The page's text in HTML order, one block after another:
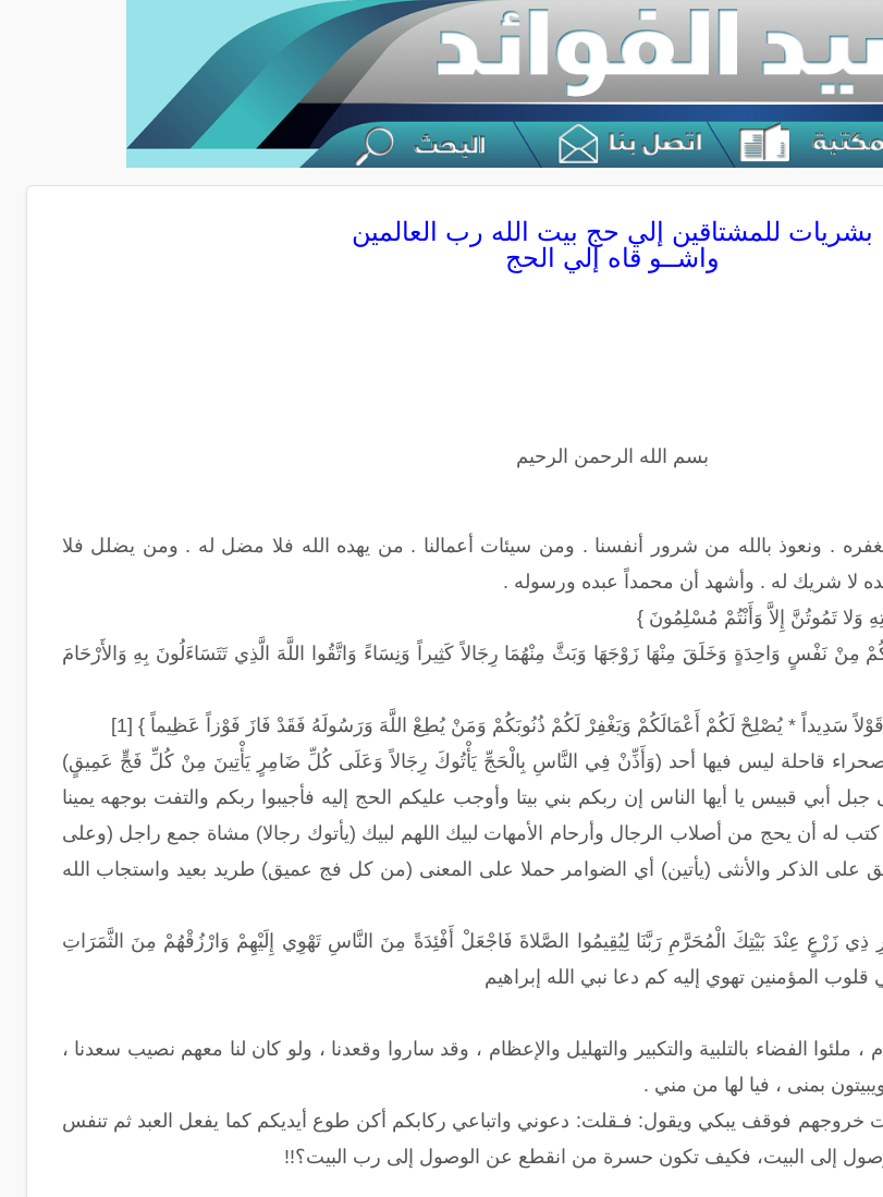
بشريات للمشتاقين إلي حج بيت الله رب العالمين
واشــو قاه إلي الحج
بسم الله الرحمن الرحيم
. ونعوذ بالله من شرور أنفسنا . ومن سيئات أعمالنا . من يهده الله فلا مضل له . ومن يضلل فلا
لا شريك له . وأشهد أن محمداً عبده ورسوله .
وَلا تَمُوتُنَّ إِلاَّ وَأَنْتُمْ مُسْلِمُونَ }
مِنْ نَفْسٍ وَاحِدَةٍ وَخَلَقَ مِنْهَا زَوْجَهَا وَبَثَّ مِنْهُمَا رِجَالاً كَثِيراً وَنِسَاءً وَاتَّقُوا اللَّهَ الَّذِي تَتَسَاءَلُونَ بِهِ وَالأَرْحَامَ
قَوْلاً سَدِيداً * يُصْلِحْ لَكُمْ أَعْمَالَكُمْ وَيَغْفِرْ لَكُمْ ذُنُوبَكُمْ وَمَنْ يُطِعْ اللَّهَ وَرَسُولَهُ فَقَدْ فَازَ فَوْزاً عَظِيماً } [1]
قاحلة ليس فيها أحد (وَأَذِّنْ فِي النَّاسِ بِالْحَجِّ يَأْتُوكَ رِجَالاً وَعَلَى كُلِّ ضَامِرٍ يَأْتِينَ مِنْ كُلِّ فَجٍّ عَمِيقٍ)
على جبل أبي قبيس يا أيها الناس إن ربكم بني بيتا وأوجب عليكم الحج إليه فأجيبوا ربكم والتفت بوجهه يمينا
له أن يحج من أصلاب الرجال وأرحام الأمهات لبيك اللهم لبيك (يأتوك رجالا) مشاة جمع راجل (وعلى
الذكر والأنثى (يأتين) أي الضوامر حملا على المعنى (من كل فج عميق) طريد بعيد واستجاب الله
زَرْعٍ عِنْدَ بَيْتِكَ الْمُحَرَّمِ رَبَّنَا لِيُقِيمُوا الصَّلاةَ فَاجْعَلْ أَفْئِدَةً مِنَ النَّاسِ تَهْوِي إِلَيْهِمْ وَارْزُقْهُمْ مِنَ الثَّمَرَاتِ
، ملئوا الفضاء بالتلبية والتكبير والتهليل والإعظام ، وقد ساروا وقعدنا ، ولو كان لنا معهم نصيب سعدنا ،
بمنى ، فيا لها من مني .
فوقف يبكي ويقول: فـقلت: دعوني واتباعي ركابكم أكن طوع أيديكم كما يفعل العبد ثم تنفس
إلى البيت، فكيف تكون حسرة من انقطع عن الوصول إلى رب البيت؟!!